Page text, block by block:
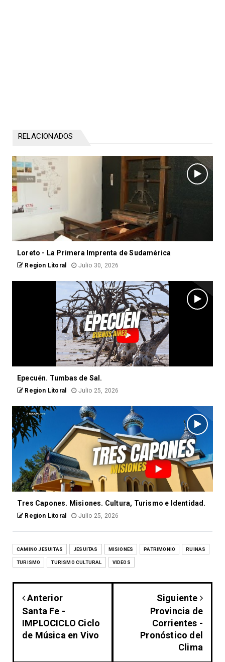
RELACIONADOS
Loreto - La Primera Imprenta de Sudamérica
Region Litoral Julio 30, 2026
Epecuén. Tumbas de Sal.
Region Litoral Julio 25, 2026
Tres Capones. Misiones. Cultura, Turismo e Identidad.
Region Litoral Julio 25, 2026
CAMINO JESUITAS JESUITAS MISIONES PATRIMONIO RUINAS
TURISMO TURISMO CULTURAL VIDEOS
Anterior
Santa Fe -
IMPLOCICLO Ciclo
de Música en Vivo
Siguiente
Provincia de
Corrientes -
Pronóstico del
Clima